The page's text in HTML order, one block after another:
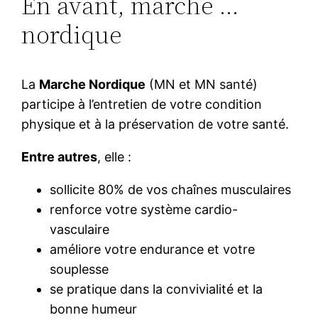
nordique
La Marche Nordique (MN et MN santé)
participe à l’entretien de votre condition
physique et à la préservation de votre santé.
Entre autres, elle :
sollicite 80% de vos chaînes musculaires
renforce votre système cardio-
vasculaire
améliore votre endurance et votre
souplesse
se pratique dans la convivialité et la
bonne humeur